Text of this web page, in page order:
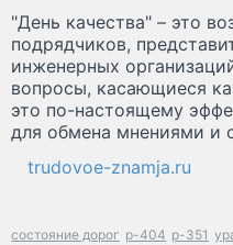
"День качества" – это
подрядчиков,
инженерных
вопросы, касающиеся
это по-настоящему
для обмена мнениями и
trudovoe-znamja.ru
состояние дорог р-404 р-351